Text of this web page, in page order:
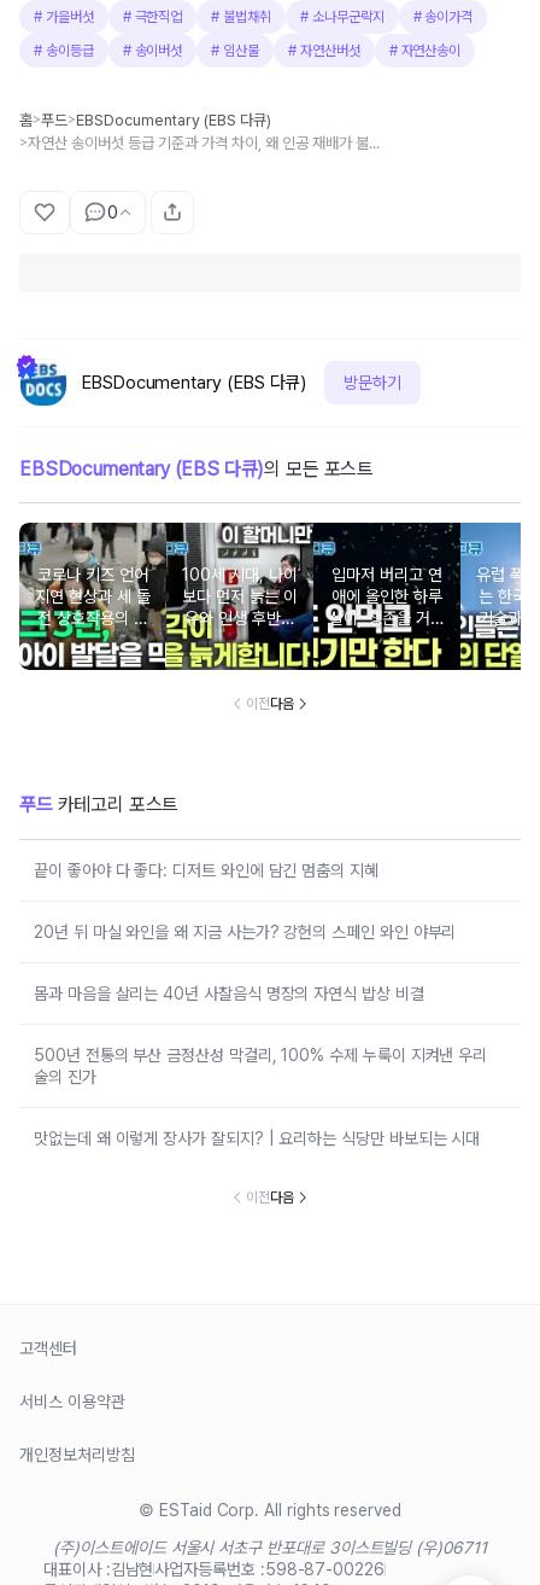
# 가을버섯 # 극한직업 # 불법채취 # 소나무군락지 # 송이가격
# 송이등급 # 송이버섯 # 임산물 # 자연산버섯 # 자연산송이
홈>푸드>EBSDocumentary (EBS 다큐)
> 자연산 송이버섯 등급 기준과 가격 차이, 왜 인공 재배가 불가능할까?
0
EBSDocumentary (EBS 다큐) 방문하기
EBSDocumentary (EBS 다큐)의 모든 포스트
코로나 키즈 언어
지연 현상과 세 돌
전 상호작용의 중
요성
100세 시대, 나이
보다 먼저 늙는 이
유와 인생 후반전
을 바꾸는 시간의
비밀
입마저 버리고 연
애에 올인한 하루
살이, 생존을 거스
르는 기묘한 번식
전략
유럽 폭
는 한국
기술과
이전다음
푸드카테고리 포스트
끝이 좋아야 다 좋다: 디저트 와인에 담긴 멈춤의 지혜
20년 뒤 마실 와인을 왜 지금 사는가? 강헌의 스페인 와인 야부리
몸과 마음을 살리는 40년 사찰음식 명장의 자연식 밥상 비결
500년 전통의 부산 금정산성 막걸리, 100% 수제 누룩이 지켜낸 우리
술의 진가
맛없는데 왜 이렇게 장사가 잘되지? | 요리하는 식당만 바보되는 시대
이전다음
고객센터
서비스 이용약관
개인정보처리방침
© ESTaid Corp. All rights reserved
(주)이스트에이드 서울시 서초구 반포대로 3이스트빌딩 (우)06711
대표이사 :김남현사업자등록번호 :598-87-00226